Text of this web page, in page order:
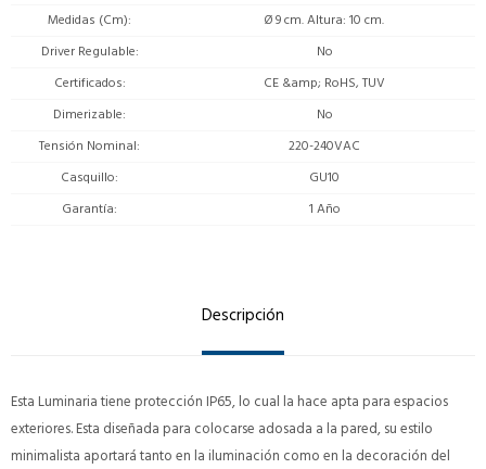
Medidas (Cm)
Ø 9 cm. Altura: 10 cm.
Driver Regulable
No
Certificados
CE &amp; RoHS, TUV
Dimerizable
No
Tensión Nominal
220-240VAC
Casquillo
GU10
Garantía
1 Año
Descripción
Esta Luminaria tiene protección IP65, lo cual la hace apta para espacios
exteriores. Esta diseñada para colocarse adosada a la pared, su estilo
minimalista aportará tanto en la iluminación como en la decoración del